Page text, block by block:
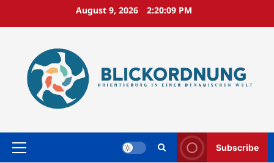
August 9, 2026 2:20:10 PM
Primary
Subscribe